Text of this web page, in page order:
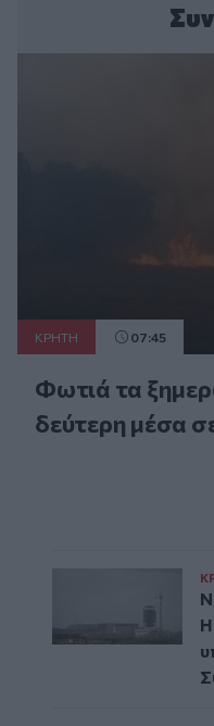
ΚΡΗΤΗ 07:45
Φωτιά τα
δεύτερη μέσα